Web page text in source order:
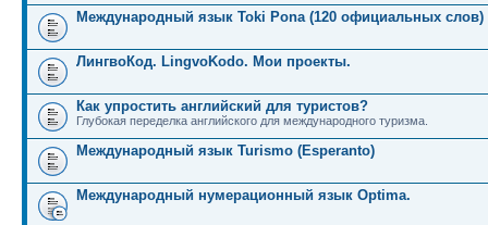
Международный язык Toki Pona (120 официальных слов)
ЛингвоКод. LingvoKodo. Мои проекты.
Как упростить английский для туристов?
Глубокая переделка английского для международного туризма.
Международный язык Turismo (Esperanto)
Международный нумерационный язык Optima.